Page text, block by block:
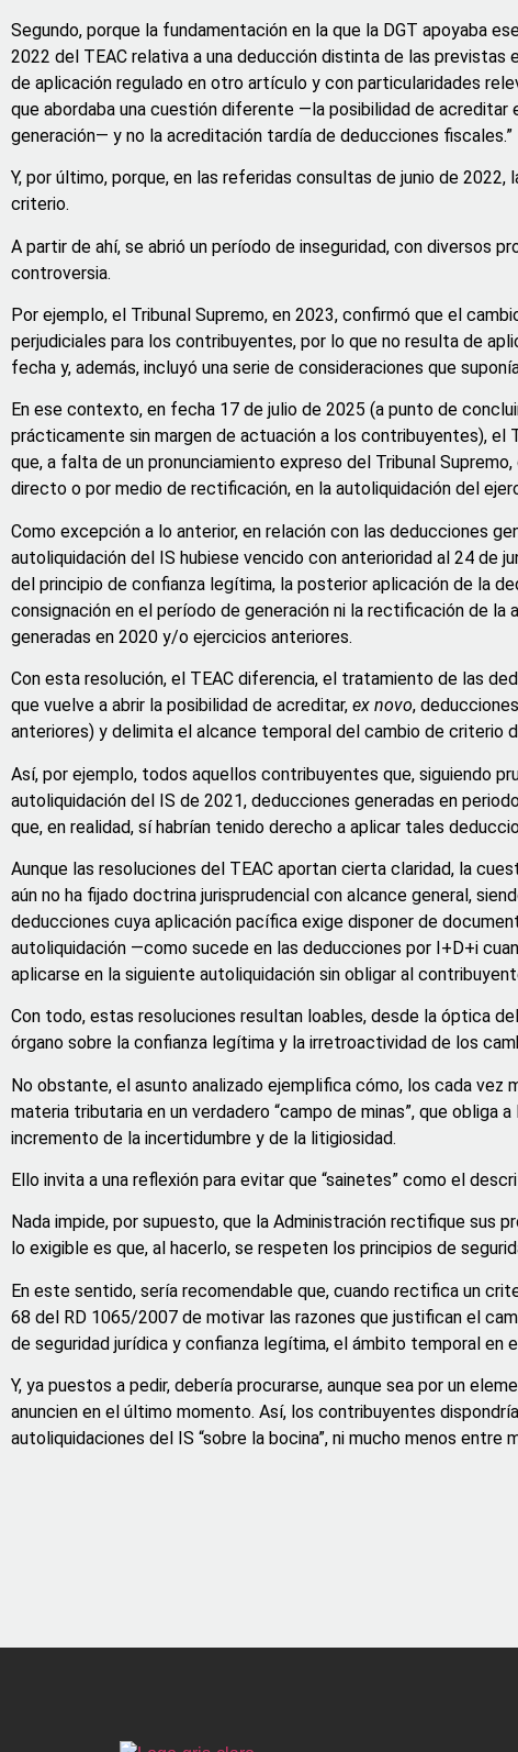
Segundo, porque la fundamentación en la que la DGT apoyaba
2022 del TEAC relativa a una deducción distinta de las
de aplicación regulado en otro artículo y con particularidades
que abordaba una cuestión diferente —la posibilidad de acreditar
generación— y no la acreditación tardía de deducciones fiscales.”
Y, por último, porque, en las referidas consultas de junio de
criterio.
A partir de ahí, se abrió un período de inseguridad, con diversos
controversia.
Por ejemplo, el Tribunal Supremo, en 2023, confirmó que el
perjudiciales para los contribuyentes, por lo que no resulta de
fecha y, además, incluyó una serie de consideraciones que
En ese contexto, en fecha 17 de julio de 2025 (a punto de
prácticamente sin margen de actuación a los contribuyentes), el
que, a falta de un pronunciamiento expreso del Tribunal
directo o por medio de rectificación, en la autoliquidación del
Como excepción a lo anterior, en relación con las deducciones
autoliquidación del IS hubiese vencido con anterioridad al 24 de
del principio de confianza legítima, la posterior aplicación de la
consignación en el período de generación ni la rectificación de
generadas en 2020 y/o ejercicios anteriores.
Con esta resolución, el TEAC diferencia, el tratamiento de las
que vuelve a abrir la posibilidad de acreditar, ex novo,
anteriores) y delimita el alcance temporal del cambio de criterio
Así, por ejemplo, todos aquellos contribuyentes que, siguiendo
autoliquidación del IS de 2021, deducciones generadas en
que, en realidad, sí habrían tenido derecho a aplicar tales
Aunque las resoluciones del TEAC aportan cierta claridad, la
aún no ha fijado doctrina jurisprudencial con alcance general,
deducciones cuya aplicación pacífica exige disponer de
autoliquidación —como sucede en las deducciones por I+D+i
aplicarse en la siguiente autoliquidación sin obligar al
Con todo, estas resoluciones resultan loables, desde la óptica
órgano sobre la confianza legítima y la irretroactividad de los
No obstante, el asunto analizado ejemplifica cómo, los cada
materia tributaria en un verdadero “campo de minas”, que
incremento de la incertidumbre y de la litigiosidad.
Ello invita a una reflexión para evitar que “sainetes” como el
Nada impide, por supuesto, que la Administración rectifique sus
lo exigible es que, al hacerlo, se respeten los principios de
En este sentido, sería recomendable que, cuando rectifica un
68 del RD 1065/2007 de motivar las razones que justifican el
de seguridad jurídica y confianza legítima, el ámbito temporal en
Y, ya puestos a pedir, debería procurarse, aunque sea por un
anuncien en el último momento. Así, los contribuyentes
autoliquidaciones del IS “sobre la bocina”, ni mucho menos